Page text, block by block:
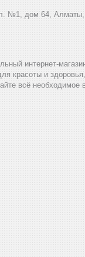
№1, дом 64, Алматы,
интернет-
красоты и
всё